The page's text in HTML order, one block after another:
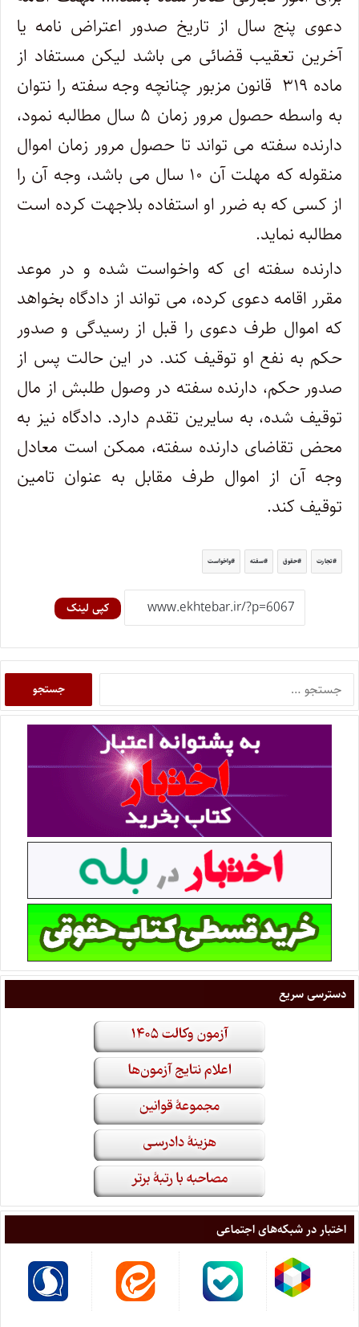
دعوی پنج سال از تاریخ صدور اعتراض نامه یا
آخرین تعقیب قضائی می باشد لیکن مستفاد از
ماده ۳۱۹ قانون مزبور چنانچه وجه سفته را نتوان
به واسطه حصول مرور زمان ۵ سال مطالبه نمود،
دارنده سفته می تواند تا حصول مرور زمان اموال
منقوله که مهلت آن ۱۰ سال می باشد، وجه آن را
از کسی که به ضرر او استفاده بلاجهت کرده است
مطالبه نماید.
دارنده سفته ای که واخواست شده و در موعد
مقرر اقامه دعوی کرده، می تواند از دادگاه بخواهد
که اموال طرف دعوی را قبل از رسیدگی و صدور
حکم به نفع او توقیف کند. در این حالت پس از
صدور حکم، دارنده سفته در وصول طلبش از مال
توقیف شده، به سایرین تقدم دارد. دادگاه نیز به
محض تقاضای دارنده سفته، ممکن است معادل
وجه آن از اموال طرف مقابل به عنوان تامین
توقیف کند.
تجارت حقوق سفته واخواست
کپی لینک
دسترسی سریع
اختبار در شبکه‌های اجتماعی